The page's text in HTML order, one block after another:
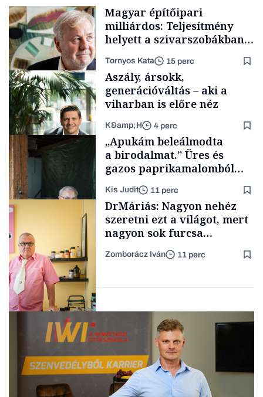
Családi
vállalkozások
Magyar építőipari
milliárdos: Teljesítmény
helyett a szivarszobákban
akarták megbeszélni a
dolgokat, de én túl őszinte
vagyok az ilyen
játszmákhoz
Tornyos Kata 15 perc
TÁMOGATÓI
Aszály, ársokk,
generációváltás – aki a
viharban is előre néz
K&amp;H 4 perc
Családi
vállalkozások
„Apukám beleálmodta
a birodalmat.” Üres és
gazos paprikamalomból
lett az igazi családi
fűszersztori
Kis Judit 11 perc
DrMáriás: Nagyon nehéz
szeretni ezt a világot, mert
nagyon sok furcsa
ellentmondás lakozik benne
Zomborácz Iván 11 perc